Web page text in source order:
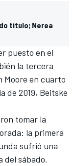
título; Nerea
puesto en el
la tercera
Moore en cuarto
de 2019, Beitske
tomar la
la primera
sufrió una
del sábado.